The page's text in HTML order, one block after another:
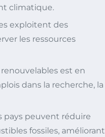
climatique.
exploitent des
les ressources
est en
dans la recherche, la
pays peuvent réduire
fossiles, améliorant